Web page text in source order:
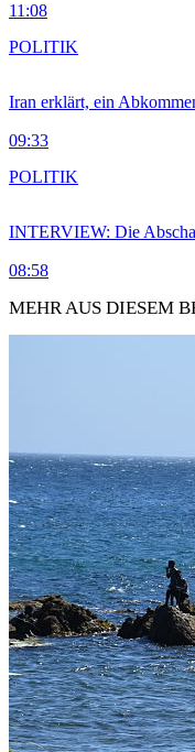
11:08
Iran erklärt, ein
09:33
POLITIK
INTERVIEW: Die
08:58
POLITIK
MEHR AUS DIESEM